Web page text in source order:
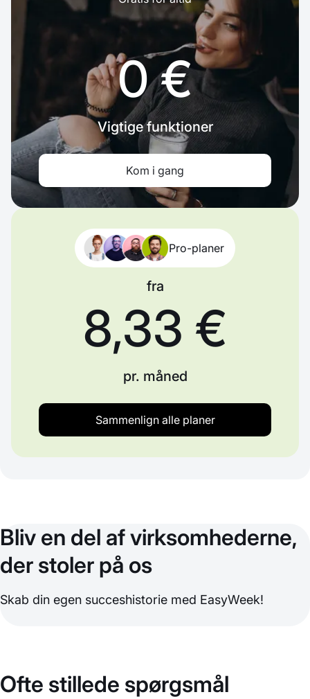
0 €
Vigtige funktioner
Kom i gang
Pro-planer
fra
8,33 €
pr. måned
Sammenlign alle planer
Bliv en del af virksomhederne,
der stoler på os
Skab din egen succeshistorie med EasyWeek!
Ofte stillede spørgsmål